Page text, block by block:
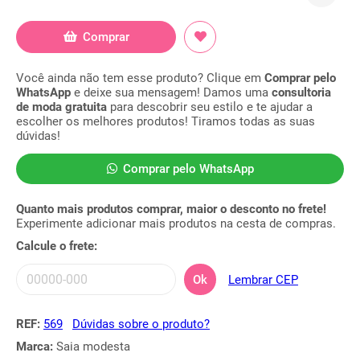
Comprar
Você ainda não tem esse produto? Clique em Comprar pelo
WhatsApp e deixe sua mensagem! Damos uma consultoria
de moda gratuita para descobrir seu estilo e te ajudar a
escolher os melhores produtos! Tiramos todas as suas
dúvidas!
Comprar pelo WhatsApp
Quanto mais produtos comprar, maior o desconto no frete!
Experimente adicionar mais produtos na cesta de compras.
Calcule o frete:
Ok Lembrar CEP
REF: 569
Dúvidas sobre o produto?
Marca: Saia modesta